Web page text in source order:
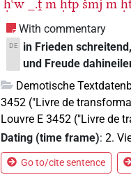
ḥꜥw _.ṱ m ḥtp šmj m
With commentary
DE
in Frieden
und Freude
Demotische
3452 ("Livre de
Louvre E 3452 ("Livre de
Dating (time frame):2.
Go to/cite sentence